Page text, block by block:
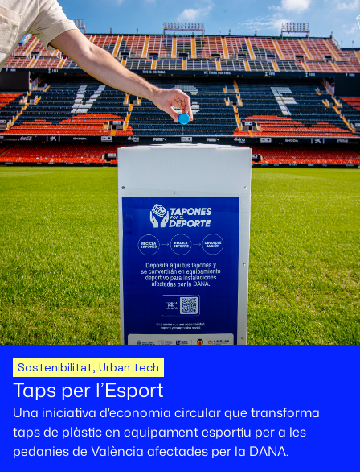
Sostenibilitat, Urban tech
Taps per l’Esport
Una iniciativa d'economia circular que transforma
taps de plàstic en equipament esportiu per a les
pedanies de València afectades per la DANA.